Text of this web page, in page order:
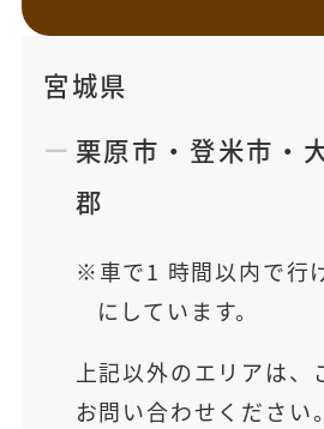
宮城県
栗原市 ・ 登米市 ・
郡
車で1 時間以内で行
にしています。
上記以外のエリアは、
お問い合わせください。